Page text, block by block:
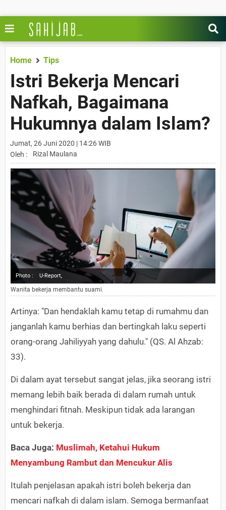
Home Tips
Istri Bekerja Mencari
Nafkah, Bagaimana
Hukumnya dalam Islam?
Jumat, 26 Juni 2020 | 14:26 WIB
Oleh :
Rizal Maulana
Photo : U-Report,
Wanita bekerja membantu suami.
Artinya: "Dan hendaklah kamu tetap di rumahmu dan
janganlah kamu berhias dan bertingkah laku seperti
orang-orang Jahiliyyah yang dahulu." (QS. Al Ahzab:
33).
Di dalam ayat tersebut sangat jelas, jika seorang istri
memang lebih baik berada di dalam rumah untuk
menghindari fitnah. Meskipun tidak ada larangan
untuk bekerja.
Baca Juga: Muslimah, Ketahui Hukum
Menyambung Rambut dan Mencukur Alis
Itulah penjelasan apakah istri boleh bekerja dan
mencari nafkah di dalam islam. Semoga bermanfaat